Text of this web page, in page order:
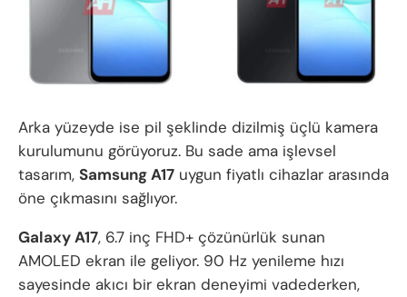
Arka yüzeyde ise pil şeklinde dizilmiş üçlü kamera
kurulumunu görüyoruz. Bu sade ama işlevsel
tasarım, SamsungA17 uygun fiyatlı cihazlar arasında
öne çıkmasını sağlıyor.
Galaxy A17, 6.7 inç FHD+ çözünürlük sunan
AMOLED ekran ile geliyor. 90 Hz yenileme hızı
sayesinde akıcı bir ekran deneyimi vadederken,